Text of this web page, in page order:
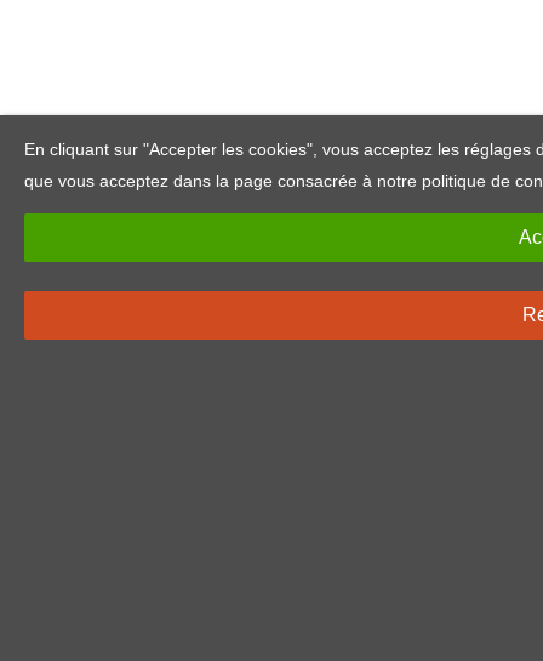
En cliquant sur "Accepter les cookies", vous acceptez les
que vous acceptez dans la page consacrée à notre politique de